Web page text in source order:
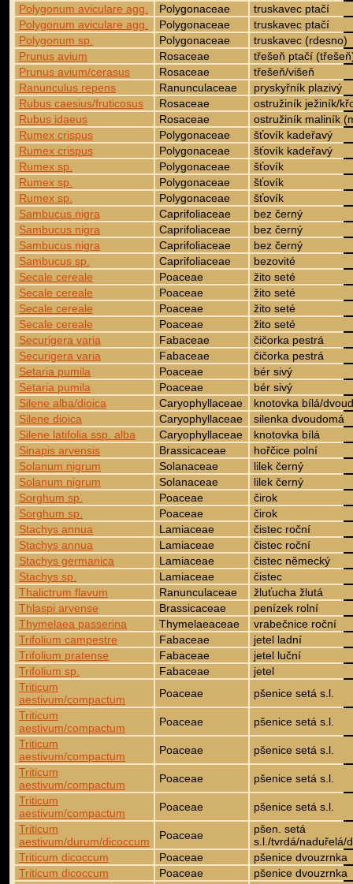
Polygonum aviculare agg.
Polygonaceae
truskavec ptačí
Polygonum aviculare agg.
Polygonaceae
truskavec ptačí
Polygonum sp.
Polygonaceae
truskavec (rdesno)
Prunus avium
Rosaceae
třešeň ptačí
Prunus avium/cerasus
Rosaceae
třešeň/višeň
Ranunculus repens
Ranunculaceae
pryskyřník plazivý
Rubus caesius/fruticosus
Rosaceae
ostružiník ježiník/
Rubus idaeus
Rosaceae
ostružiník maliník
Rumex crispus
Polygonaceae
šťovík kadeřavý
Rumex crispus
Polygonaceae
šťovík kadeřavý
Rumex sp.
Polygonaceae
šťovík
Rumex sp.
Polygonaceae
šťovík
Rumex sp.
Polygonaceae
šťovík
Sambucus nigra
Caprifoliaceae
bez černý
Sambucus nigra
Caprifoliaceae
bez černý
Sambucus nigra
Caprifoliaceae
bez černý
Sambucus sp.
Caprifoliaceae
bezovité
Secale cereale
Poaceae
žito seté
Secale cereale
Poaceae
žito seté
Secale cereale
Poaceae
žito seté
Secale cereale
Poaceae
žito seté
Securigera varia
Fabaceae
čičorka pestrá
Securigera varia
Fabaceae
čičorka pestrá
Setaria pumila
Poaceae
bér sivý
Setaria pumila
Poaceae
bér sivý
Silene alba/dioica
Caryophyllaceae
knotovka bílá/
Silene dioica
Caryophyllaceae
silenka dvoudomá
Silene latifolia ssp. alba
Caryophyllaceae
knotovka bílá
Sinapis arvensis
Brassicaceae
hořčice polní
Solanum nigrum
Solanaceae
lilek černý
Solanum nigrum
Solanaceae
lilek černý
Sorghum sp.
Poaceae
čirok
Sorghum sp.
Poaceae
čirok
Stachys annua
Lamiaceae
čistec roční
Stachys annua
Lamiaceae
čistec roční
Stachys germanica
Lamiaceae
čistec německý
Stachys sp.
Lamiaceae
čistec
Thalictrum flavum
Ranunculaceae
žluťucha žlutá
Thlaspi arvense
Brassicaceae
penízek rolní
Thymelaea passerina
Thymelaeaceae
vrabečnice roční
Trifolium campestre
Fabaceae
jetel ladní
Trifolium pratense
Fabaceae
jetel luční
Trifolium sp.
Fabaceae
jetel
Triticum
aestivum/compactum
Poaceae
pšenice setá s.l.
Triticum
aestivum/compactum
Poaceae
pšenice setá s.l.
Triticum
aestivum/compactum
Poaceae
pšenice setá s.l.
Triticum
aestivum/compactum
Poaceae
pšenice setá s.l.
Triticum
aestivum/compactum
Poaceae
pšenice setá s.l.
Triticum
aestivum/durum/dicoccum
Poaceae
pšen. setá
s.l./tvrdá/naduřelá/
Triticum dicoccum
Poaceae
pšenice dvouzrnka
Triticum dicoccum
Poaceae
pšenice dvouzrnka